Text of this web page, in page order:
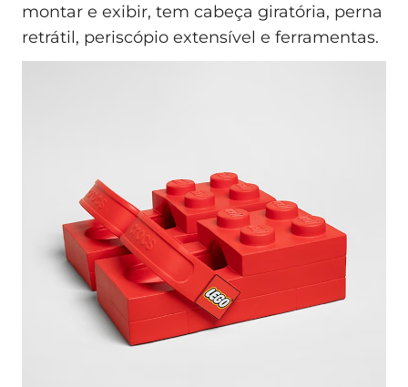
montar e exibir, tem cabeça giratória, perna
retrátil, periscópio extensível e ferramentas.